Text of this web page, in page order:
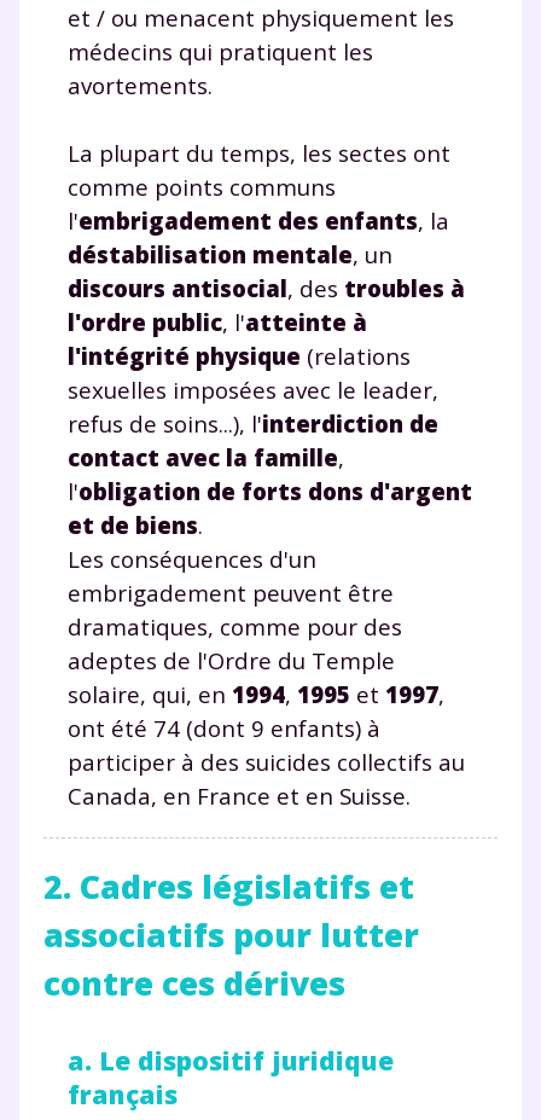
et / ou menacent physiquement les
médecins qui pratiquent les
avortements.
La plupart du temps, les sectes ont
comme points communs
l'embrigadement des enfants, la
déstabilisation mentale, un
discours antisocial, des troubles à
l'ordre public, l'atteinte à
l'intégrité physique (relations
sexuelles imposées avec le leader,
refus de soins...), l'interdiction de
contact avec la famille,
l'obligation de forts dons d'argent
et de biens.
Les conséquences d'un
embrigadement peuvent être
dramatiques, comme pour des
adeptes de l'Ordre du Temple
solaire, qui, en 1994, 1995 et 1997,
ont été 74 (dont 9 enfants) à
participer à des suicides collectifs au
Canada, en France et en Suisse.
2. Cadres législatifs et
associatifs pour lutter
contre ces dérives
a. Le dispositif juridique
français